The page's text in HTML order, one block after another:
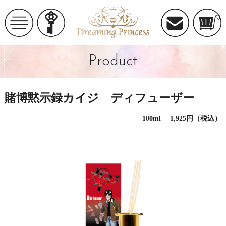
Product
賭博黙示録カイジ ディフューザー
100ml 1,925円（税込）